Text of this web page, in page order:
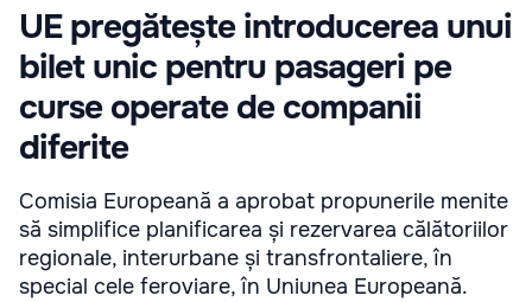
UE pregătește introducerea unui
bilet unic pentru pasageri pe
curse operate de companii
diferite
Comisia Europeană a aprobat propunerile menite
să simplifice planificarea și rezervarea călătoriilor
regionale, interurbane și transfrontaliere, în
special cele feroviare, în Uniunea Europeană.